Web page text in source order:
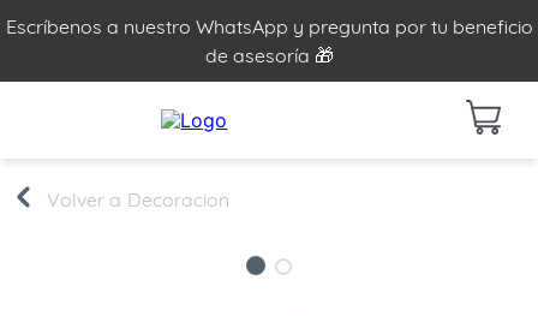
Escríbenos a nuestro WhatsApp y pregunta por tu beneficio
de asesoría 🎁
Decoracion